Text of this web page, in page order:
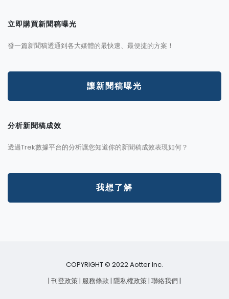
立即購買新聞稿曝光
發一篇新聞稿透通到各大媒體的最快速、最便捷的方案！
讓新聞稿曝光
分析新聞稿成效
透過Trek數據平台的分析讓您知道你的新聞稿成效表現如何？
我想了解
COPYRIGHT © 2022 Aotter Inc.
| 刊登政策 | 服務條款 | 隱私權政策 | 聯絡我們 |